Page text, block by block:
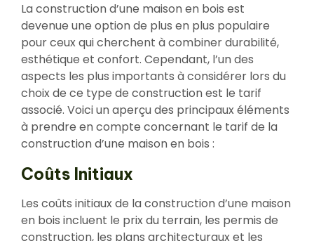
La construction d’une maison en bois est
devenue une option de plus en plus populaire
pour ceux qui cherchent à combiner durabilité,
esthétique et confort. Cependant, l’un des
aspects les plus importants à considérer lors du
choix de ce type de construction est le tarif
associé. Voici un aperçu des principaux éléments
à prendre en compte concernant le tarif de la
construction d’une maison en bois :
Coûts Initiaux
Les coûts initiaux de la construction d’une maison
en bois incluent le prix du terrain, les permis de
construction, les plans architecturaux et les